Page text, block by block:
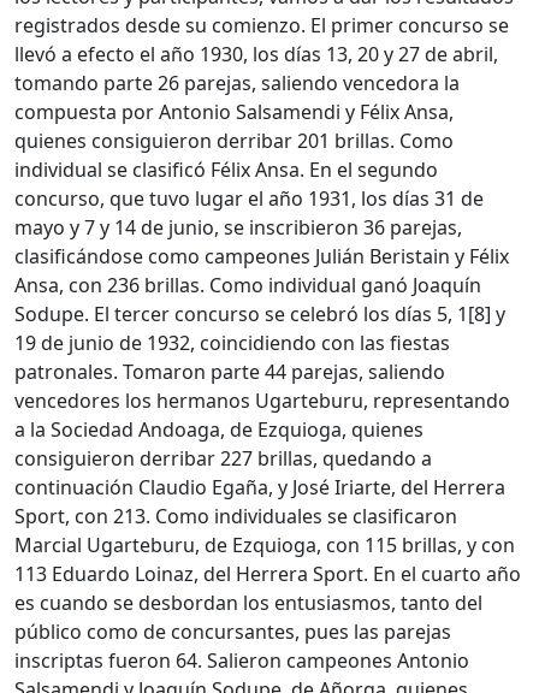
registrados desde su comienzo. El primer concurso se
llevó a efecto el año 1930, los días 13, 20 y 27 de abril,
tomando parte 26 parejas, saliendo vencedora la
compuesta por Antonio Salsamendi y Félix Ansa,
quienes consiguieron derribar 201 brillas. Como
individual se clasificó Félix Ansa. En el segundo
concurso, que tuvo lugar el año 1931, los días 31 de
mayo y 7 y 14 de junio, se inscribieron 36 parejas,
clasificándose como campeones Julián Beristain y Félix
Ansa, con 236 brillas. Como individual ganó Joaquín
Sodupe. El tercer concurso se celebró los días 5, 1[8] y
19 de junio de 1932, coincidiendo con las fiestas
patronales. Tomaron parte 44 parejas, saliendo
vencedores los hermanos Ugarteburu, representando
a la Sociedad Andoaga, de Ezquioga, quienes
consiguieron derribar 227 brillas, quedando a
continuación Claudio Egaña, y José Iriarte, del Herrera
Sport, con 213. Como individuales se clasificaron
Marcial Ugarteburu, de Ezquioga, con 115 brillas, y con
113 Eduardo Loinaz, del Herrera Sport. En el cuarto año
es cuando se desbordan los entusiasmos, tanto del
público como de concursantes, pues las parejas
inscriptas fueron 64. Salieron campeones Antonio